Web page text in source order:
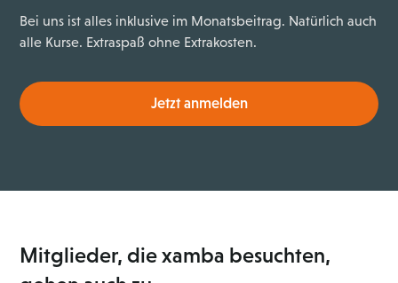
Bei uns ist alles inklusive im Monatsbeitrag. Natürlich auch
alle Kurse. Extraspaß ohne Extrakosten.
Jetzt anmelden
Mitglieder, die xamba besuchten,